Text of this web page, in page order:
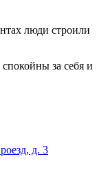
люди строили
за себя и
д. 3